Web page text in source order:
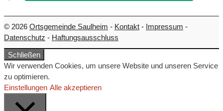
© 2026 Ortsgemeinde Saulheim - Kontakt - Impressum -
Datenschutz - Haftungsausschluss
Schließen
Wir verwenden Cookies, um unsere Website und unseren Service
zu optimieren.
Einstellungen Alle akzeptieren